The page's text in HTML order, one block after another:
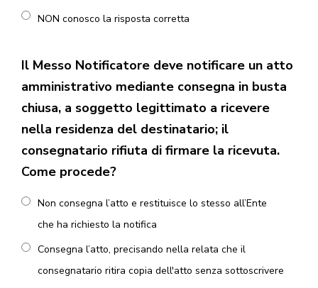
NON conosco la risposta corretta
Il Messo Notificatore deve notificare un atto
amministrativo mediante consegna in busta
chiusa, a soggetto legittimato a ricevere
nella residenza del destinatario; il
consegnatario rifiuta di firmare la ricevuta.
Come procede?
Non consegna l’atto e restituisce lo stesso all’Ente
che ha richiesto la notifica
Consegna l’atto, precisando nella relata che il
consegnatario ritira copia dell'atto senza sottoscrivere